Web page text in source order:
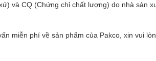
và CQ (Chứng chỉ chất lượng) do nhà sản
miễn phí về sản phẩm của Pakco, xin vui